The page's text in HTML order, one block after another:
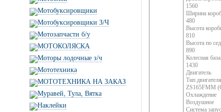
Мотобуксировщики
Мотобуксировщики З/Ч
Мотозапчасти б/у
МОТОКОЛЯСКА
Моторы лодочные з/ч
Мототехника
МОТОТЕХНИКА НА ЗАКАЗ
Муравей, Тула, Вятка
Наклейки
1560
Ширина
480
Высота
810
Высота по
890
Колесная
1430
Двигатель
Тип двигателя
ZS165FMM
Охлаждение
Воздушное
Система